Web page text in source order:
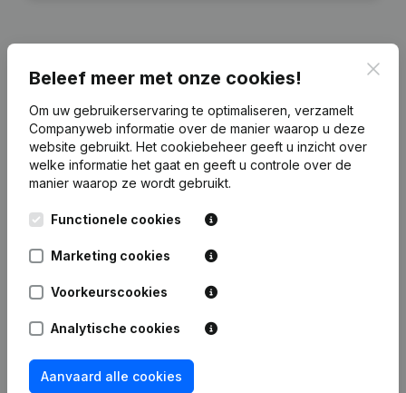
Publicatiesvan Hte Advisory
Datum Publicatie
Rubriek Oprichting (Nieuwe
Veelgestelde vragen
Wat is het btw-nummer van Hte Advisory?
Beleef meer met onze cookies!
Om uw gebruikerservaring te optimaliseren, verzamelt
Companyweb informatie over de manier waarop u deze
website gebruikt. Het cookiebeheer geeft u inzicht over
welke informatie het gaat en geeft u controle over de
manier waarop ze wordt gebruikt.
Functionele cookies
Marketing cookies
Voorkeurscookies
Analytische cookies
Aanvaard alle cookies